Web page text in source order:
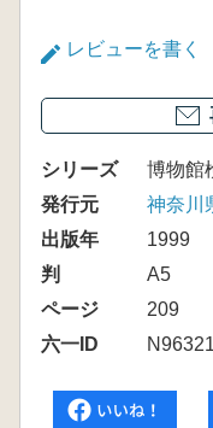
レビューを書く
シリーズ
博物館
発行元
神奈川
出版年
1999
判
A5
ページ
209
六一ID
N96321